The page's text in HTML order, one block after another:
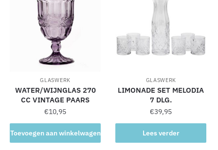
GLASWERK
WATER/WIJNGLAS 270
CC VINTAGE PAARS
€10,95
Toevoegen aan winkelwagen
GLASWERK
LIMONADE SET MELODIA
7 DLG.
€39,95
Lees verder